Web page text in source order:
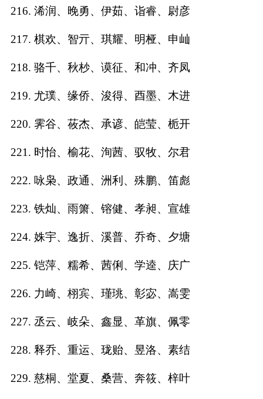
216. 浠润、晚勇、伊茹、诣睿、尉彦
217. 棋欢、智亓、琪耀、明桠、申屾
218. 骆千、秋杪、谟征、和冲、齐凤
219. 尤璞、缘侨、浚得、酉墨、木进
220. 霁谷、莜杰、承谚、皑莹、栀开
221. 时怡、榆花、洵茜、驭牧、尔君
222. 咏枭、政通、洲利、殊鹏、笛彪
223. 铁灿、雨箫、镕健、孝昶、宣雄
224. 姝宇、逸折、溪普、乔奇、夕塘
225. 铠萍、糯希、茜俐、学逵、庆广
226. 力崎、栩宾、瑾珧、彰宓、嵩雯
227. 丞云、岐朵、鑫显、革旗、佩零
228. 释乔、重运、珑贻、昱洛、素结
229. 慈桐、堂夏、桑营、奔筱、梓叶